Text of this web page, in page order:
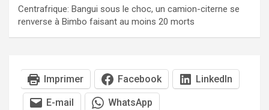
Centrafrique: Bangui sous le choc, un camion-citerne se
renverse à Bimbo faisant au moins 20 morts
Imprimer Facebook LinkedIn
E-mail WhatsApp